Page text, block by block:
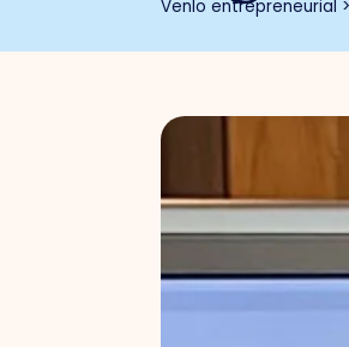
Venlo entrepreneurial